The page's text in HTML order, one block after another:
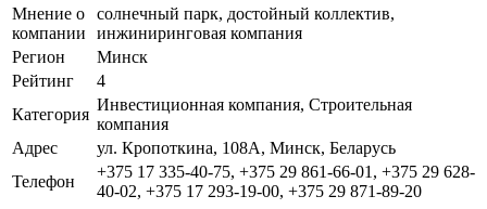
Мнение о
компании
солнечный парк, достойный коллектив,
инжиниринговая компания
Регион
Минск
Рейтинг
4
Категория
Инвестиционная компания, Строительная
компания
Адрес
ул. Кропоткина, 108А, Минск, Беларусь
Телефон
+375 17 335-40-75, +375 29 861-66-01, +375 29 628-
40-02, +375 17 293-19-00, +375 29 871-89-20